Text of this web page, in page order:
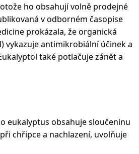
ho obsahují volně prodejné
v odborném časopise
prokázala, že organická
vykazuje antimikrobiální účinek a
také potlačuje zánět a
eukalyptus obsahuje sloučeninu
chřipce a nachlazení, uvolňuje